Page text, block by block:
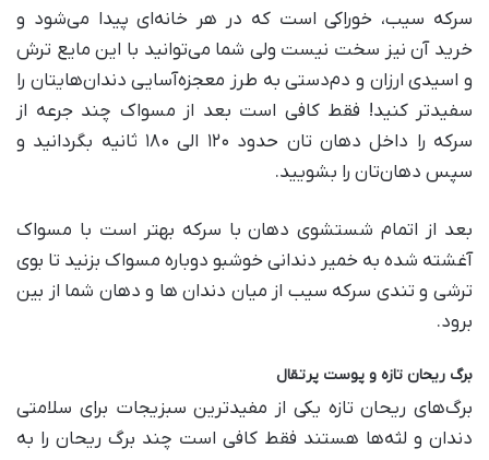
سرکه سیب، خوراکی است که در هر خانه‌ای پیدا می‌شود و
خرید آن نیز سخت نیست ولی شما می‌توانید با این مایع ترش
و اسیدی ارزان و دم‌دستی به طرز معجزه‌آسایی دندان‌هایتان را
سفیدتر کنید! فقط کافی است بعد از مسواک چند جرعه از
سرکه را داخل دهان‌ تان حدود ۱۲۰ الی ۱۸۰ ثانیه بگردانید و
سپس دهان‌تان را بشویید.
بعد از اتمام شستشوی دهان با سرکه بهتر است با مسواک
آغشته‌ شده به خمیر دندانی خوشبو دوباره مسواک بزنید تا بوی
ترشی و تندی سرکه سیب از میان دندان‌‌ ها و دهان شما از بین
برود.
برگ ریحان تازه و پوست پرتقال
برگ‌های ریحان تازه یکی از مفید‌ترین سبزیجات برای سلامتی
دندان و لثه‌ها هستند فقط کافی است چند برگ ریحان را به